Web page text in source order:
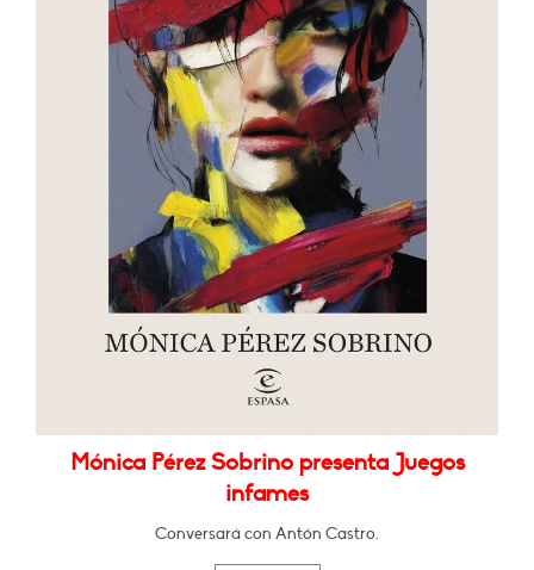
Mónica Pérez Sobrino presenta Juegos
infames
Conversará con Antón Castro.